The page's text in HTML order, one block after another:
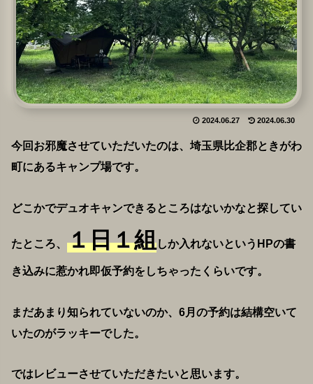
2024.06.27 2024.06.30
今回お邪魔させていただいたのは、埼玉県比企郡ときがわ
町にあるキャンプ場です。
どこかでデュオキャンできるところはないかなと探してい
たところ、 １日１組しか入れないというHPの書
き込みに惹かれ即仮予約をしちゃったくらいです。
まだあまり知られていないのか、6月の予約は結構空いて
いたのがラッキーでした。
ではレビューさせていただきたいと思います。